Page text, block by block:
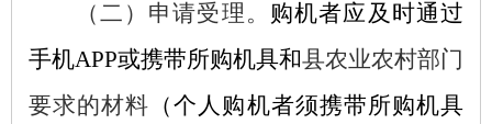
（二）申请受理。 购机者应及时通过
手机APP或携带所购机具和县农业农村部门
要求的材料 （个人购机者须携带所购机具